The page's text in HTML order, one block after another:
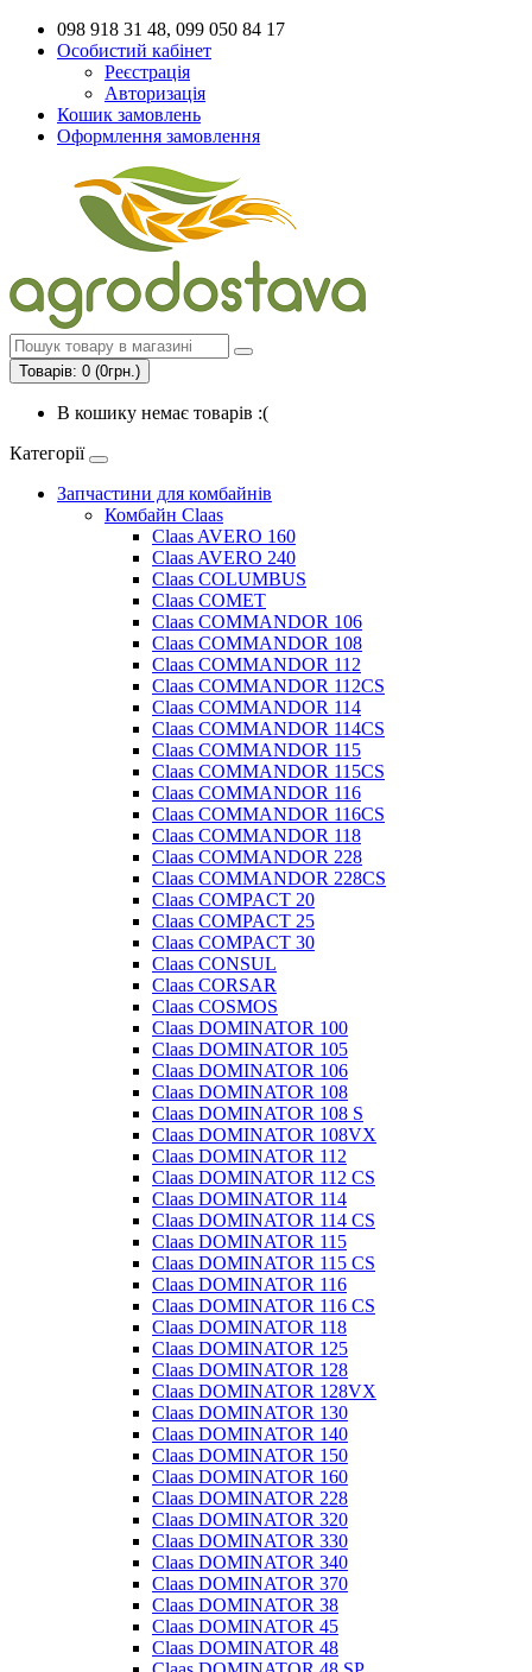
098 918 31 48, 099 050 84 17
Особистий кабінет
Реєстрація
Авторизація
Кошик замовлень
Оформлення замовлення
Товарів: 0 (0грн.)
В кошику немає товарів :(
Категорії
Запчастини для комбайнів
Комбайн Claas
Claas AVERO 160
Claas AVERO 240
Claas COLUMBUS
Claas COMET
Claas COMMANDOR 106
Claas COMMANDOR 108
Claas COMMANDOR 112
Claas COMMANDOR 112CS
Claas COMMANDOR 114
Claas COMMANDOR 114CS
Claas COMMANDOR 115
Claas COMMANDOR 115CS
Claas COMMANDOR 116
Claas COMMANDOR 116CS
Claas COMMANDOR 118
Claas COMMANDOR 228
Claas COMMANDOR 228CS
Claas COMPACT 20
Claas COMPACT 25
Claas COMPACT 30
Claas CONSUL
Claas CORSAR
Claas COSMOS
Claas DOMINATOR 100
Claas DOMINATOR 105
Claas DOMINATOR 106
Claas DOMINATOR 108
Claas DOMINATOR 108 S
Claas DOMINATOR 108VX
Claas DOMINATOR 112
Claas DOMINATOR 112 CS
Claas DOMINATOR 114
Claas DOMINATOR 114 CS
Claas DOMINATOR 115
Claas DOMINATOR 115 CS
Claas DOMINATOR 116
Claas DOMINATOR 116 CS
Claas DOMINATOR 118
Claas DOMINATOR 125
Claas DOMINATOR 128
Claas DOMINATOR 128VX
Claas DOMINATOR 130
Claas DOMINATOR 140
Claas DOMINATOR 150
Claas DOMINATOR 160
Claas DOMINATOR 228
Claas DOMINATOR 320
Claas DOMINATOR 330
Claas DOMINATOR 340
Claas DOMINATOR 370
Claas DOMINATOR 38
Claas DOMINATOR 45
Claas DOMINATOR 48